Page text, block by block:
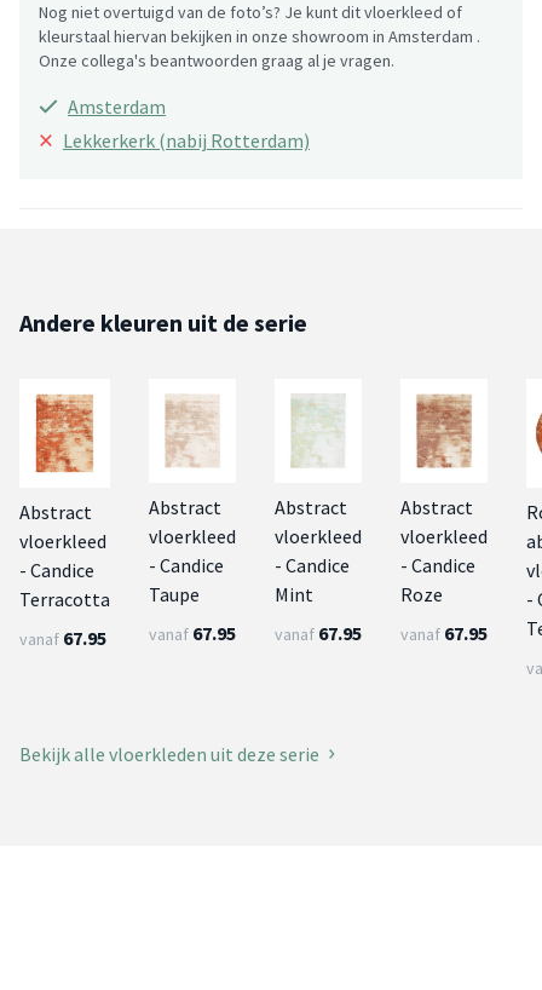
Nog niet overtuigd van de foto’s? Je kunt dit vloerkleed of
kleurstaal hiervan bekijken in onze showroom in Amsterdam .
Onze collega's beantwoorden graag al je vragen.
Amsterdam
× Lekkerkerk (nabij Rotterdam)
Andere kleuren uit de serie
Abstract
vloerkleed
- Candice
Terracotta
vanaf 67.95
Abstract
vloerkleed
- Candice
Taupe
vanaf 67.95
Abstract
vloerkleed
- Candice
Mint
vanaf 67.95
Abstract
vloerkleed
- Candice
Roze
vanaf 67.95
-
Bekijk alle vloerkleden uit deze serie